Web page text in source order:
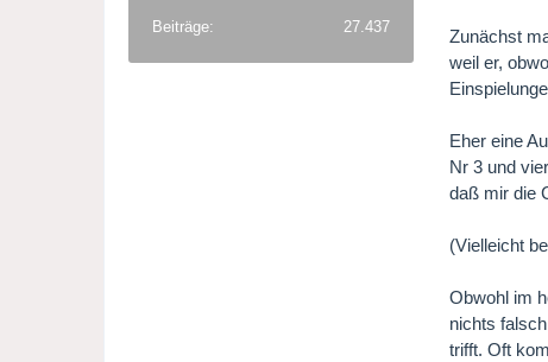
Beiträge 27.437
Zunächst
weil er,
Eher eine
Nr 3 und
daß mir die
(Vielleicht
Obwohl im
nichts
trifft. Oft